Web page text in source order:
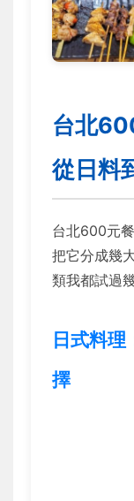
台北
從日料
台北600元
把它分成幾
類我都試過
日式料理
擇